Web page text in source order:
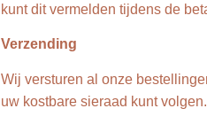
kunt dit vermelden tijdens de
Verzending
Wij versturen al onze
uw kostbare sieraad kunt volgen.